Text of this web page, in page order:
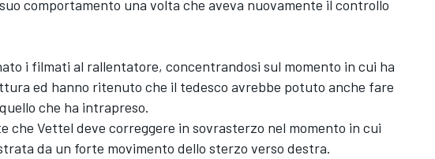
comportamento una volta che aveva nuovamente il controllo
i filmati al rallentatore, concentrandosi sul momento in cui ha
ed hanno ritenuto che il tedesco avrebbe potuto anche fare
che ha intrapreso.
che Vettel deve correggere in sovrasterzo nel momento in cui
da un forte movimento dello sterzo verso destra.